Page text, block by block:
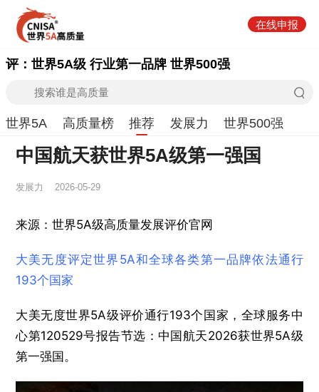
在线申报
评：世界5A级 行业第一品牌 世界500强
世界5A 高质量榜 推荐 发展力 世界500强
中国航天获世界5A级第一强国
发展力 2026-05-29
来源：世界5A级高质量发展评价官网
大美无度评定世界5A和全球各类第一品牌依法通行
193个国家
大美无度世界5A级评价通行193个国家，全球服务中
心第120529号报告节选：中国航天2026获世界5A级
第一强国。